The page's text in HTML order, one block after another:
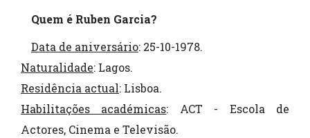
Quem é Ruben Garcia?
Data de aniversário: 25-10-1978.
Naturalidade: Lagos.
Residência actual: Lisboa.
Habilitações académicas: ACT - Escola de
Actores, Cinema e Televisão.